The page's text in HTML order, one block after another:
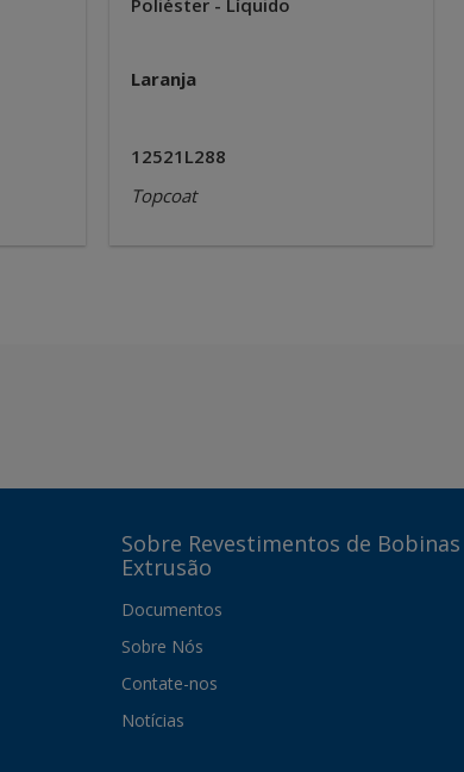
Poliéster - Líquido
Laranja
12521L288
Topcoat
Sobre Revestimentos de Bobinas
Extrusão
Documentos
Sobre Nós
Contate-nos
Notícias